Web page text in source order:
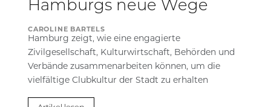
Hamburgs neue Wege
CAROLINE BARTELS
Hamburg zeigt, wie eine engagierte
Zivilgesellschaft, Kulturwirtschaft, Behörden und
Verbände zusammenarbeiten können, um die
vielfältige Clubkultur der Stadt zu erhalten